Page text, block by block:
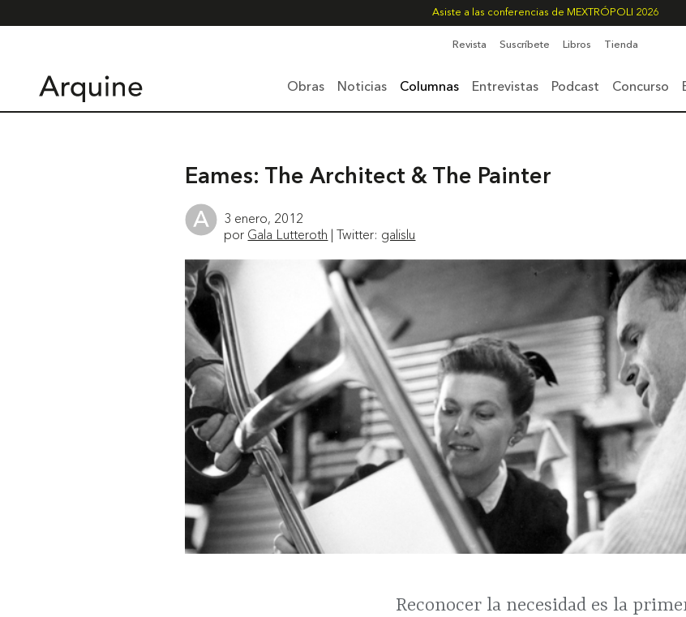
Asiste a las conferencias de MEXTRÓPOLI 2026
Revista Suscríbete Libros Tienda
Obras Noticias Columnas Entrevistas Podcast Concurso
Eames: The Architect & The Painter
3 enero, 2012
por Gala Lutteroth | Twitter: galislu
Reconocer la necesidad es la